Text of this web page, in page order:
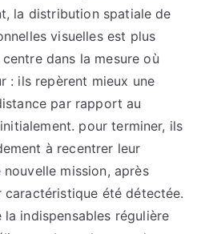
la distribution spatiale de
visuelles est plus
dans la mesure où
: ils repèrent mieux une
par rapport au
pour terminer, ils
à recentrer leur
nouvelle mission, après
caractéristique été détectée.
indispensables régulière